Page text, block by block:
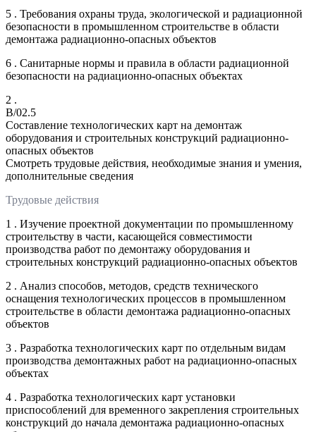
5 . Требования охраны труда, экологической и радиационной
безопасности в промышленном строительстве в области
демонтажа радиационно-опасных объектов
6 . Санитарные нормы и правила в области радиационной
безопасности на радиационно-опасных объектах
2 .
B/02.5
Составление технологических карт на демонтаж
оборудования и строительных конструкций радиационно-
опасных объектов
Смотреть трудовые действия, необходимые знания и умения,
дополнительные сведения
Трудовые действия
1 . Изучение проектной документации по промышленному
строительству в части, касающейся совместимости
производства работ по демонтажу оборудования и
строительных конструкций радиационно-опасных объектов
2 . Анализ способов, методов, средств технического
оснащения технологических процессов в промышленном
строительстве в области демонтажа радиационно-опасных
объектов
3 . Разработка технологических карт по отдельным видам
производства демонтажных работ на радиационно-опасных
объектах
4 . Разработка технологических карт установки
приспособлений для временного закрепления строительных
конструкций до начала демонтажа радиационно-опасных